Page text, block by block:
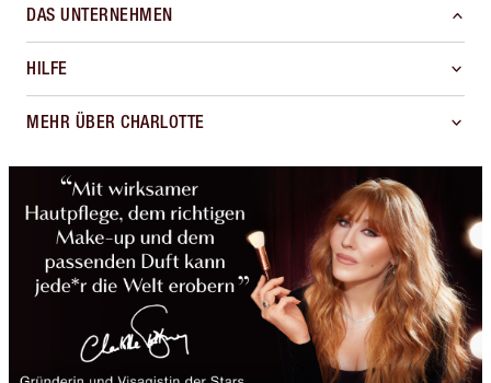
DAS UNTERNEHMEN
HILFE
MEHR ÜBER CHARLOTTE